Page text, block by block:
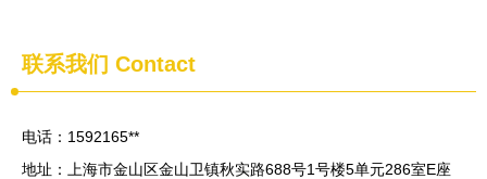
联系我们 Contact
电话：1592165**
地址：上海市金山区金山卫镇秋实路688号1号楼5单元286室E座